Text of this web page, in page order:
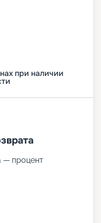
при наличии
— процент